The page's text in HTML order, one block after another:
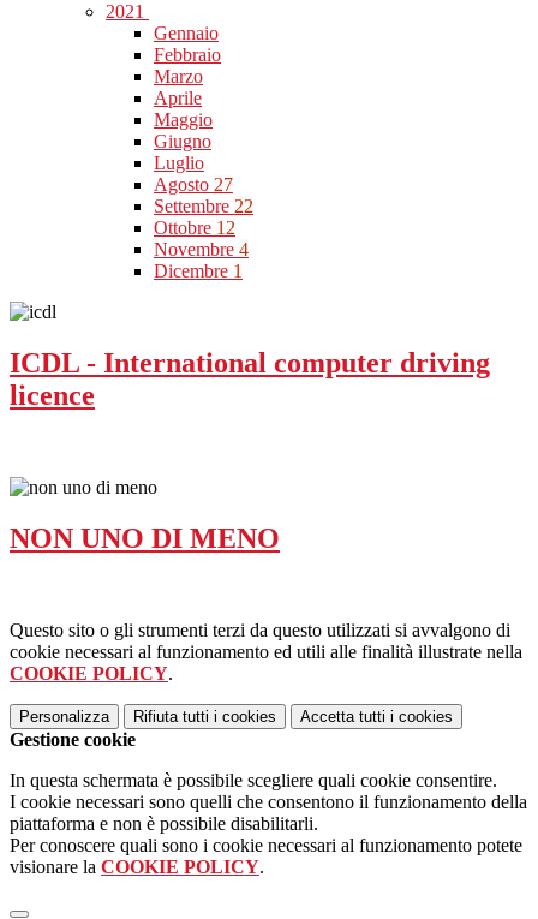
2021
Gennaio
Febbraio
Marzo
Aprile
Maggio
Giugno
Luglio
Agosto 27
Settembre 22
Ottobre 12
Novembre 4
Dicembre 1
ICDL - International computer driving
licence
NON UNO DI MENO
Questo sito o gli strumenti terzi da questo utilizzati si avvalgono di
cookie necessari al funzionamento ed utili alle finalità illustrate nella
COOKIE POLICY.
Personalizza Rifiuta tutti i cookies Accetta tutti i cookies
Gestione cookie
In questa schermata è possibile scegliere quali cookie consentire.
I cookie necessari sono quelli che consentono il funzionamento della
piattaforma e non è possibile disabilitarli.
Per conoscere quali sono i cookie necessari al funzionamento potete
visionare la COOKIE POLICY.